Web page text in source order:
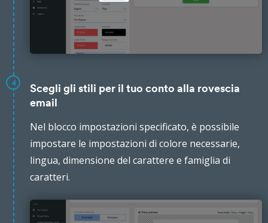
4
Scegli gli stili per il tuo conto alla rovescia
email
Nel blocco impostazioni specificato, è possibile
impostare le impostazioni di colore necessarie,
lingua, dimensione del carattere e famiglia di
caratteri.